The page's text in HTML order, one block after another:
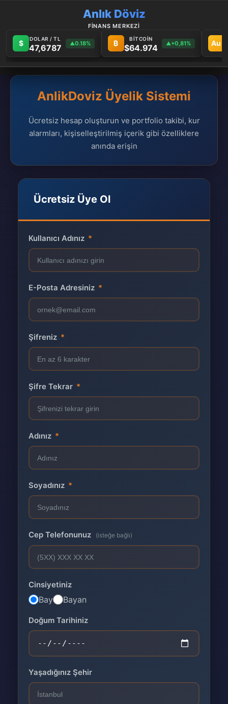
Anlık Döviz
FİNANS MERKEZİ
$ DOLAR / TL
47,6787 ▲0.18% ₿ BİTCOİN
$64.974 ▲+0,81% Au
AnlikDoviz Üyelik Sistemi
Ücretsiz hesap oluşturun ve portfolio takibi, kur
alarmları, kişiselleştirilmiş içerik gibi özelliklere
anında erişin
Ücretsiz Üye Ol
Kullanıcı Adınız *
E-Posta Adresiniz *
Şifreniz *
Şifre Tekrar *
Adınız *
Soyadınız *
Cep Telefonunuz (isteğe bağlı)
Cinsiyetiniz
Bay Bayan
Doğum Tarihiniz
Yaşadığınız Şehir